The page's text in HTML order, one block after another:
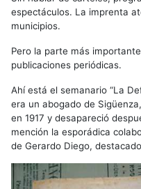
espectáculos. La imprenta
municipios.
Pero la parte más
publicaciones periódicas.
Ahí está el semanario “La
era un abogado de
en 1917 y desapareció
mención la esporádica
de Gerardo Diego,